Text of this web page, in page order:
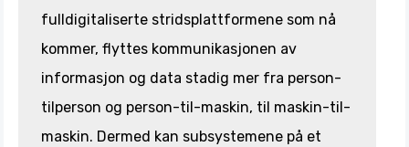
fulldigitaliserte stridsplattformene som nå
kommer, flyttes kommunikasjonen av
informasjon og data stadig mer fra person-
tilperson og person-til-maskin, til maskin-til-
maskin. Dermed kan subsystemene på et